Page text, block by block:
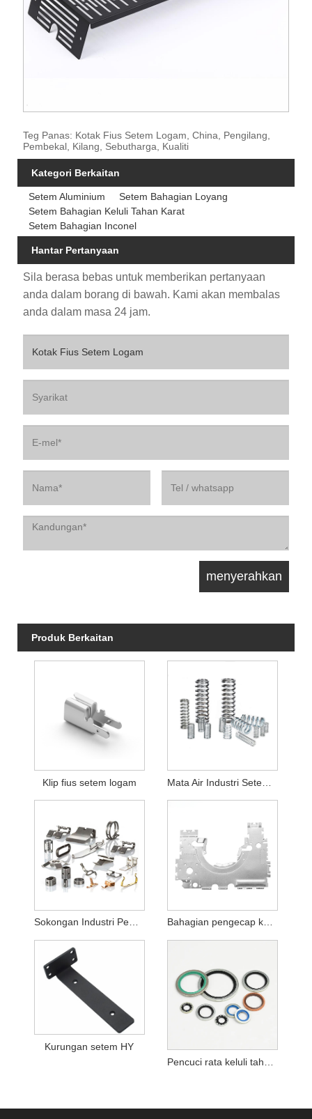
Teg Panas: Kotak Fius Setem Logam, China, Pengilang,
Pembekal, Kilang, Sebutharga, Kualiti
Kategori Berkaitan
Setem Aluminium
Setem Bahagian Loyang
Setem Bahagian Keluli Tahan Karat
Setem Bahagian Inconel
Hantar Pertanyaan
Sila berasa bebas untuk memberikan pertanyaan
anda dalam borang di bawah. Kami akan membalas
anda dalam masa 24 jam.
Produk Berkaitan
Klip fius setem logam
Sokongan Industri Pembinaan Setem Logam Bahagian pengecap keluli tahan karat telefon bimbit HY
Kurungan setem HY